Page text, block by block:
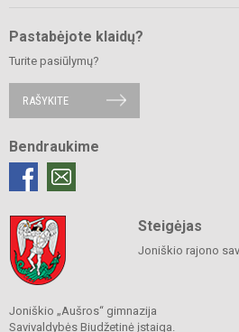
Pastabėjote klaidų?
Turite pasiūlymų?
RAŠYKITE
Bendraukime
Steigėjas
Joniškio rajono
Joniškio „Aušros“ gimnazija
Savivaldybės Biudžetinė įstaiga.